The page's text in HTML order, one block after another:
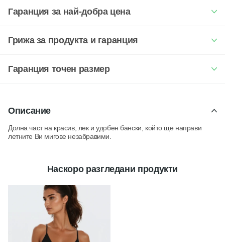
Гаранция за най-добра цена
Грижа за продукта и гаранция
Гаранция точен размер
Описание
Долна част на красив, лек и удобен бански, който ще направи
летните Ви мигове незабравими.
Наскоро разгледани продукти